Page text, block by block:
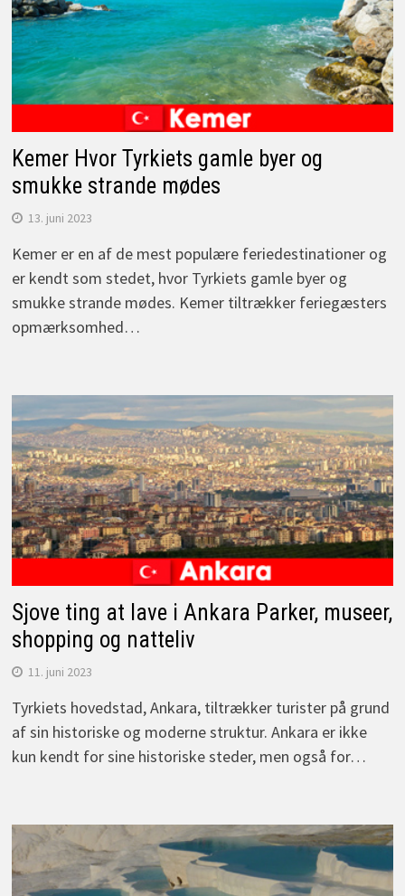
Kemer Hvor Tyrkiets gamle byer og
smukke strande mødes
13. juni 2023
Kemer er en af de mest populære feriedestinationer og
er kendt som stedet, hvor Tyrkiets gamle byer og
smukke strande mødes. Kemer tiltrækker feriegæsters
opmærksomhed…
Sjove ting at lave i Ankara Parker, museer,
shopping og natteliv
11. juni 2023
Tyrkiets hovedstad, Ankara, tiltrækker turister på grund
af sin historiske og moderne struktur. Ankara er ikke
kun kendt for sine historiske steder, men også for…